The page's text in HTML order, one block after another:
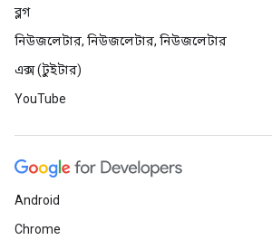
ব্লগ
নিউজলেটার, নিউজলেটার, নিউজলেটার
এক্স (টুইটার)
YouTube
Android
Chrome